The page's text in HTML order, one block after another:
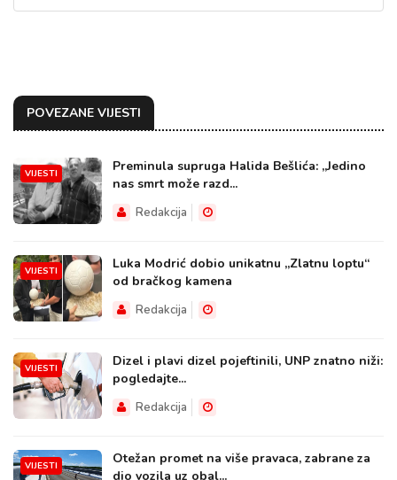
POVEZANE VIJESTI
VIJESTI
Preminula supruga Halida Bešlića: „Jedino
nas smrt može razd...
Redakcija
VIJESTI
Luka Modrić dobio unikatnu „Zlatnu loptu“
od bračkog kamena
Redakcija
VIJESTI
Dizel i plavi dizel pojeftinili, UNP znatno niži:
pogledajte...
Redakcija
VIJESTI
Otežan promet na više pravaca, zabrane za
dio vozila uz obal...